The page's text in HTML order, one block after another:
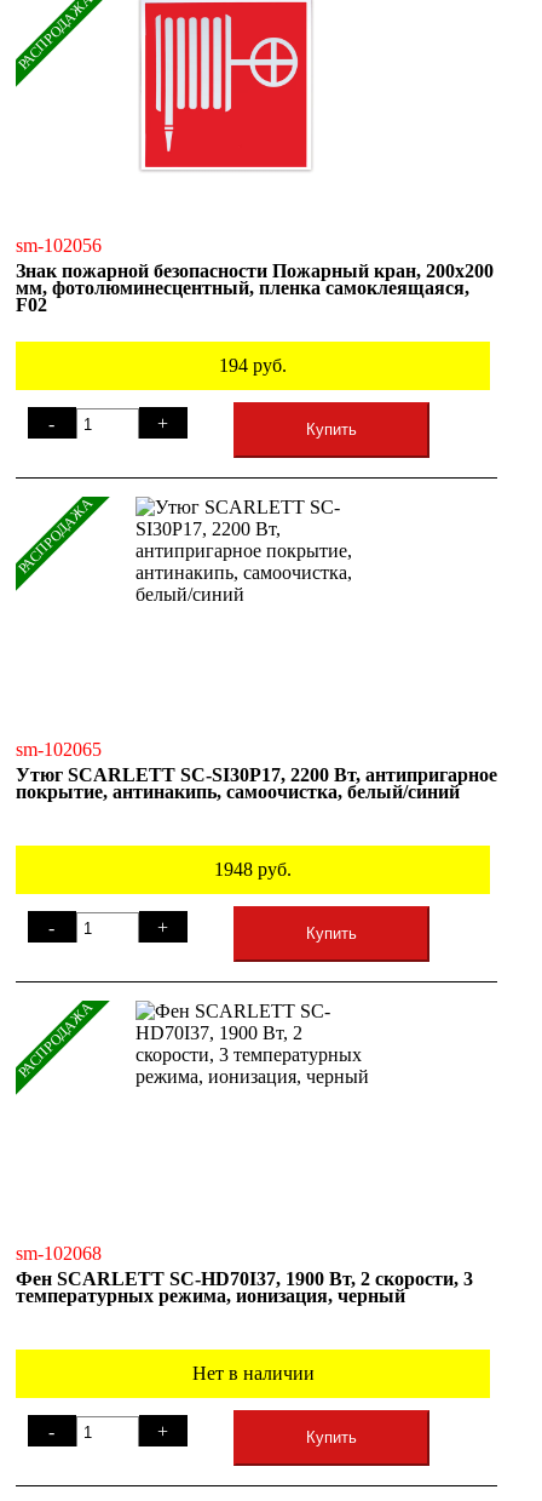
РАСПРОДАЖА
sm-102056
Знак пожарной безопасности Пожарный кран, 200х200
мм, фотолюминесцентный, пленка самоклеящаяся,
F02
194 руб.
- + Купить
РАСПРОДАЖА
sm-102065
Утюг SCARLETT SC-SI30P17, 2200 Вт, антипригарное
покрытие, антинакипь, самоочистка, белый/синий
1948 руб.
- + Купить
РАСПРОДАЖА
sm-102068
Фен SCARLETT SC-HD70I37, 1900 Вт, 2 скорости, 3
температурных режима, ионизация, черный
Нет в наличии
- + Купить